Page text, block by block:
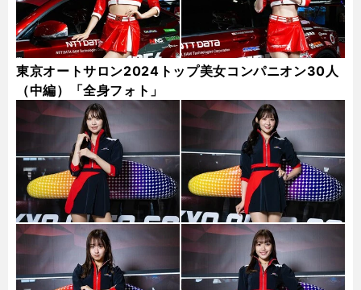
東京オートサロン2024トップ美女コンパニオン30人
（中編）「全身フォト」